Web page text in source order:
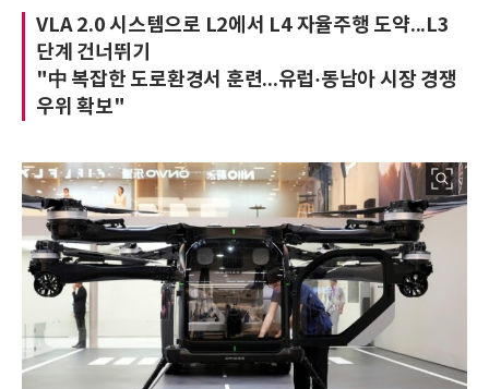
VLA 2.0 시스템으로 L2에서 L4 자율주행 도약...L3
단계 건너뛰기
"中 복잡한 도로환경서 훈련...유럽·동남아 시장 경쟁
우위 확보"